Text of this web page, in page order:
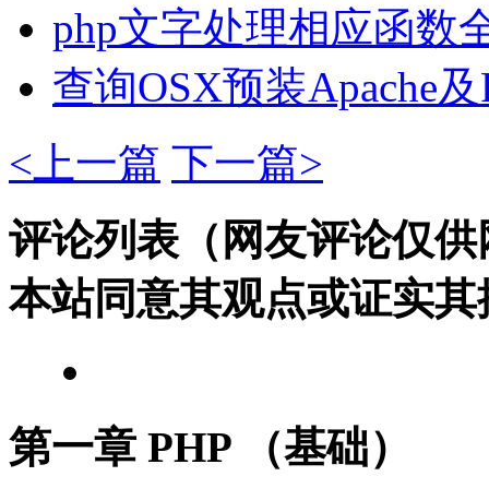
php文字处理相应函数
查询OSX预装Apache
<上一篇 下一篇>
评论列表（网友评论仅
本站同意其观点或证实其
第一章 PHP （基础）